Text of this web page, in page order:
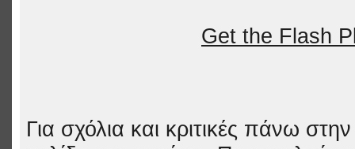
Get the Flash
Για σχόλια και κριτικές πάνω